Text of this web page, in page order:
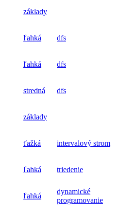
základy
ľahká dfs
ľahká dfs
stredná dfs
základy
ťažká intervalový strom
ľahká triedenie
ľahká
dynamické
programovanie